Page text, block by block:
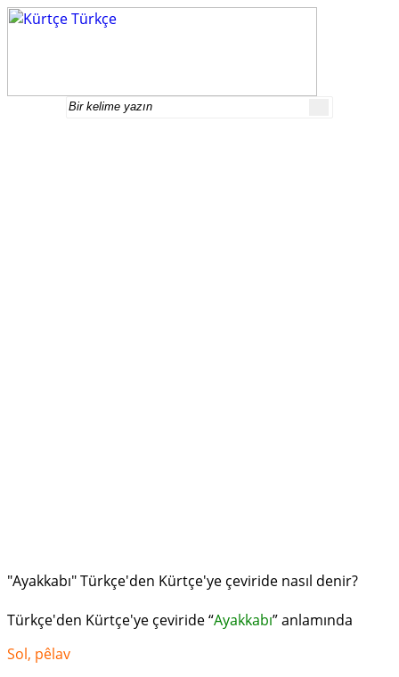
"Ayakkabı" Türkçe'den Kürtçe'ye çeviride nasıl denir?
Türkçe'den Kürtçe'ye çeviride “Ayakkabı” anlamında
Sol, pêlav